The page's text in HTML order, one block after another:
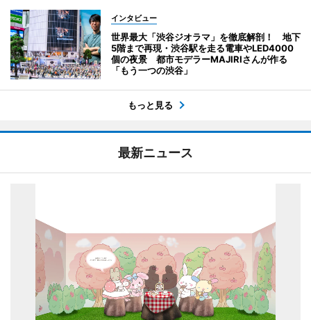
インタビュー
世界最大「渋谷ジオラマ」を徹底解剖！ 地下
5階まで再現・渋谷駅を走る電車やLED4000
個の夜景 都市モデラーMAJIRIさんが作る
「もう一つの渋谷」
もっと見る
最新ニュース